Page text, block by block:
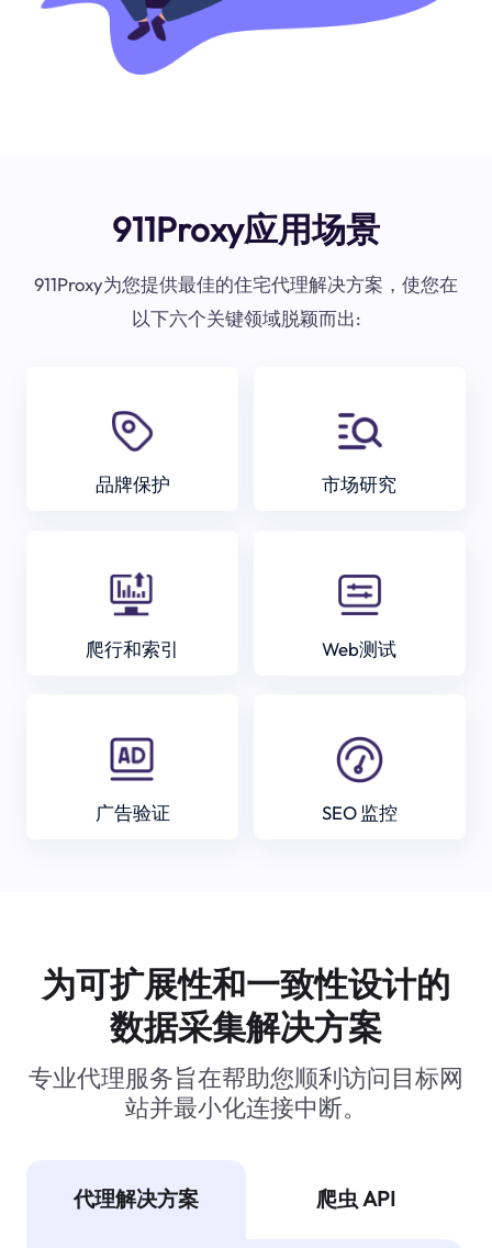
911Proxy应用场景
911Proxy为您提供最佳的住宅代理解决方案，使您在
以下六个关键领域脱颖而出:
品牌保护 市场研究
爬行和索引 Web测试
广告验证 SEO 监控
为可扩展性和一致性设计的
数据采集解决方案
专业代理服务旨在帮助您顺利访问目标网
站并最小化连接中断。
代理解决方案 爬虫 API